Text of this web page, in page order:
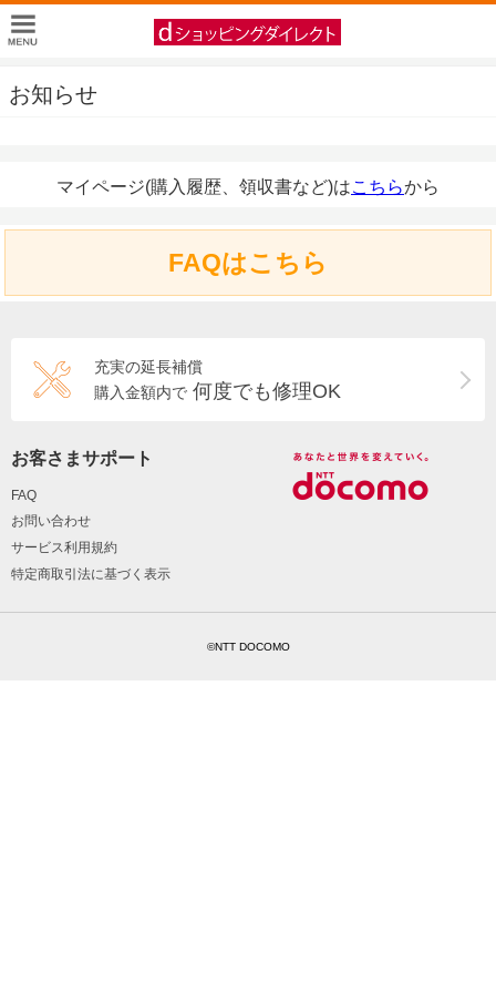
お知らせ
マイページ(購入履歴、領収書など)はこちらから
FAQはこちら
充実の延長補償
購入金額内で 何度でも修理OK
お客さまサポート
FAQ
お問い合わせ
サービス利用規約
特定商取引法に基づく表示
©NTT DOCOMO